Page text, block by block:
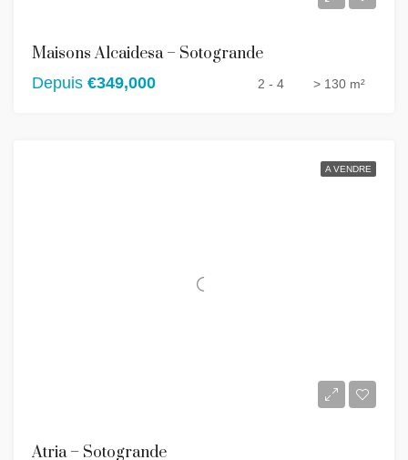
Maisons Alcaidesa – Sotogrande
Depuis €349,000 2 - 4 > 130 m²
A VENDRE
Atria – Sotogrande